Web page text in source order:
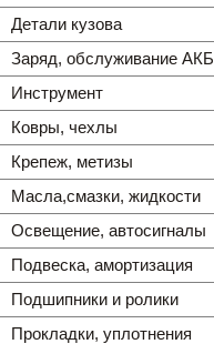
Детали кузова
Заряд, обслуживание АКБ
Инструмент
Ковры, чехлы
Крепеж, метизы
Масла,смазки, жидкости
Освещение, автоcигналы
Подвеска, амортизация
Подшипники и ролики
Прокладки, уплотнения